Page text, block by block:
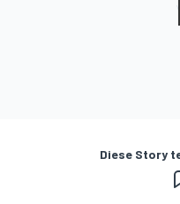
Diese Story